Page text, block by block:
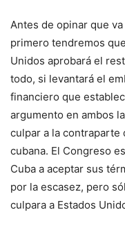
Antes de opinar que
primero tendremos
Unidos aprobará el
todo, si levantará el
financiero que
argumento en ambos
culpar a la contraparte
cubana. El Congreso
Cuba a aceptar sus
por la escasez, pero
culpara a Estados